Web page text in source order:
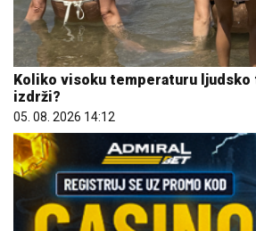
Koliko visoku temperaturu ljudsko
izdrži?
05. 08. 2026 14:12